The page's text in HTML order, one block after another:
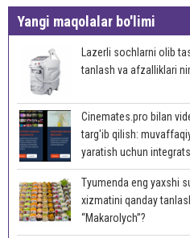
Yangi maqolalar bo'limi
Lazerli sochlarni olib
tanlash va afzalliklari
Cinemates.pro bilan
targ'ib qilish:
yaratish uchun
Tyumenda eng yaxshi
xizmatini qanday
“Makarolych”?